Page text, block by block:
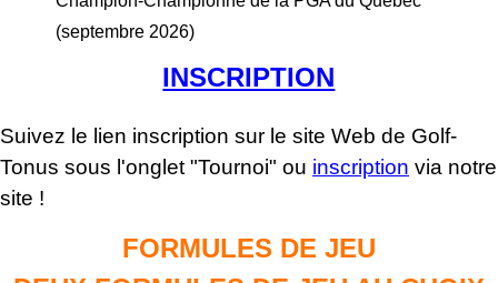
(septembre 2026)
INSCRIPTION
Suivez le lien inscription sur le site Web de Golf-
Tonus sous l'onglet "Tournoi" ou inscription via notre
site !
FORMULES DE JEU